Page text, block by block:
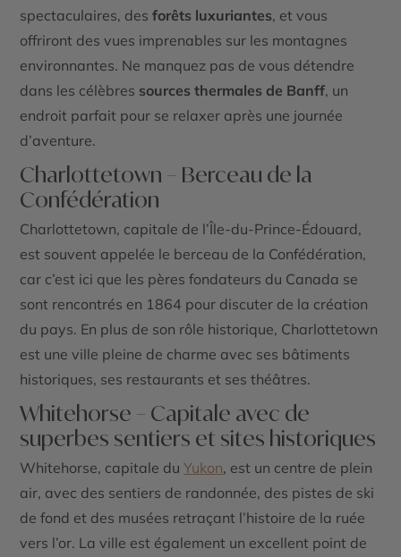
spectaculaires, desforêts luxuriantes, et vous
offriront des vues imprenables sur les montagnes
environnantes. Ne manquez pas de vous détendre
dans les célèbres sources thermales de Banff, un
endroit parfait pour se relaxer après une journée
d’aventure.
Charlottetown – Berceau de la
Confédération
Charlottetown, capitale de l’Île-du-Prince-Édouard,
est souvent appelée le berceau de la Confédération,
car c’est ici que les pères fondateurs du Canada se
sont rencontrés en 1864 pour discuter de la création
du pays. En plus de son rôle historique, Charlottetown
est une ville pleine de charme avec ses bâtiments
historiques, ses restaurants et ses théâtres.
Whitehorse – Capitale avec de
superbes sentiers et sites historiques
Whitehorse, capitale duYukon, est un centre de plein
air, avec des sentiers de randonnée, des pistes de ski
de fond et des musées retraçant l’histoire de la ruée
vers l’or. La ville est également un excellent point de